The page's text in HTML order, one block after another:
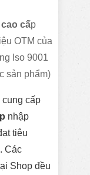
cấp
OTM của
Iso 9001
sản phẩm)
cung cấp
nhập
tiêu
Các
Shop đều